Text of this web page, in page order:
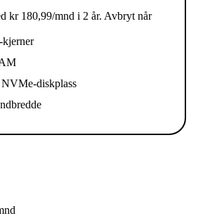
kr 180,99/mnd i 2 år. Avbryt når
NVMe-diskplass